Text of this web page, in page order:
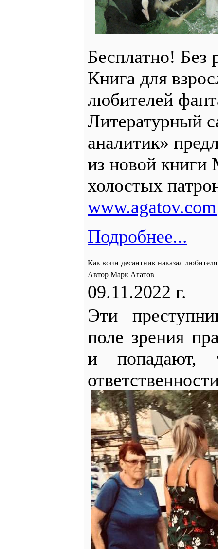
Бесплатно! Без
Книга для
любителей
Литературный
аналитик»
из новой книги
холостых
www.agatov.com
Подробнее...
Как воин-десантник наказал
Автор Марк Агатов
09.11.2022 г.
Эти
поле зрения
и попадают,